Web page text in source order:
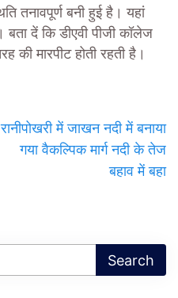
तनावपूर्ण बनी हुई है। यहां
दें कि डीएवी पीजी कॉलेज
की मारपीट होती रहती है।
रानीपोखरी में जाखन नदी में बनाया
गया वैकल्पिक मार्ग नदी के तेज
बहाव में बहा